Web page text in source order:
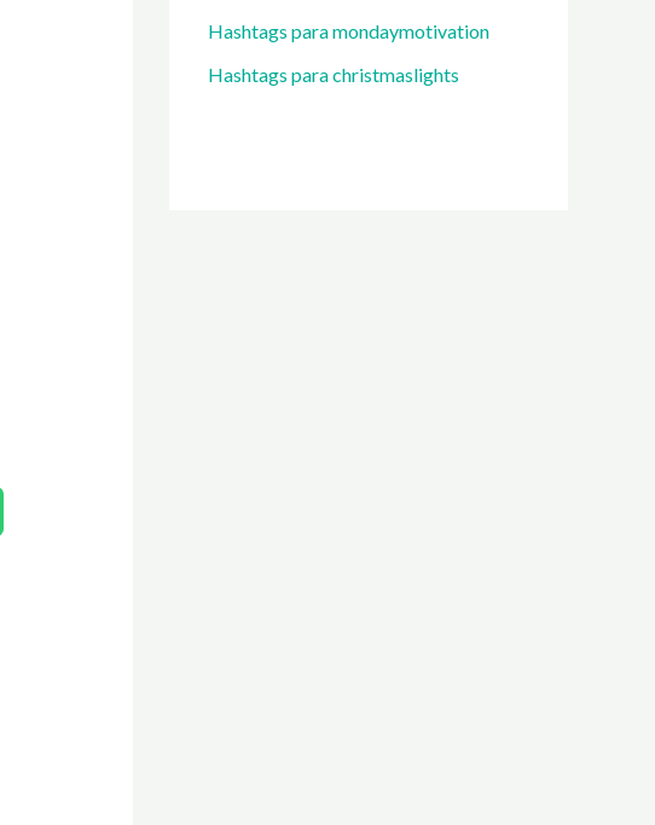
Hashtags para mondaymotivation
Hashtags para christmaslights